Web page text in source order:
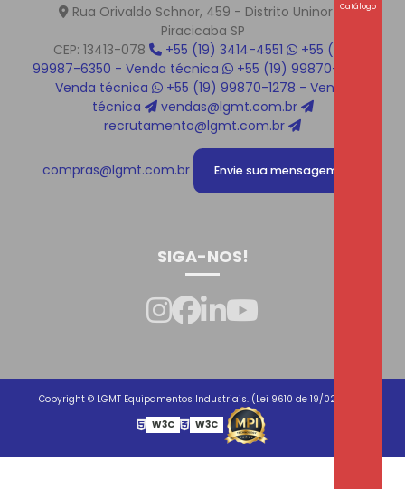
Rua Orivaldo Schnor, 459 - Distrito Uninorte
Piracicaba SP
CEP: 13413-078
+55 (19) 3414-4551
+55 (19)
99987-6350 - Venda técnica
+55 (19) 99870-1219 -
Venda técnica
+55 (19) 99870-1278 - Venda
técnica
vendas@lgmt.com.br
recrutamento@lgmt.com.br
compras@lgmt.com.br Envie sua mensagem!
SIGA-NOS!
Copyright © LGMT Equipamentos Industriais. (Lei 9610 de 19/02/1998)
W3C
W3C
Catálogo